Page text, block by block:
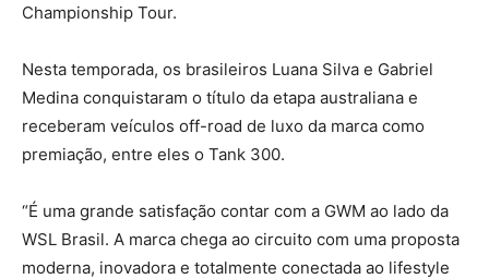
Championship Tour.
Nesta temporada, os brasileiros Luana Silva e Gabriel
Medina conquistaram o título da etapa australiana e
receberam veículos off-road de luxo da marca como
premiação, entre eles o Tank 300.
“É uma grande satisfação contar com a GWM ao lado da
WSL Brasil. A marca chega ao circuito com uma proposta
moderna, inovadora e totalmente conectada ao lifestyle